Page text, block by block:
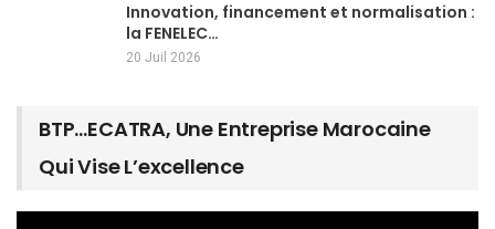
Innovation, financement et normalisation :
la FENELEC…
20 Juil 2026
BTP…ECATRA, Une Entreprise Marocaine
Qui Vise L’excellence